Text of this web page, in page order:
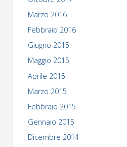
Marzo 2016
Febbraio 2016
Giugno 2015
Maggio 2015
Aprile 2015
Marzo 2015
Febbraio 2015
Gennaio 2015
Dicembre 2014